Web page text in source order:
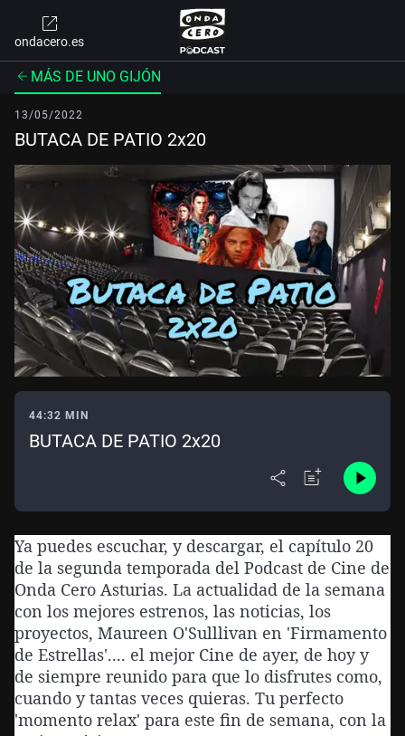
ondacero.es
MÁS DE UNO GIJÓN
13/05/2022
BUTACA DE PATIO 2x20
44:32 MIN
BUTACA DE PATIO 2x20
Ya puedes escuchar, y descargar, el capítulo 20
de la segunda temporada del Podcast de Cine de
Onda Cero Asturias. La actualidad de la semana
con los mejores estrenos, las noticias, los
proyectos, Maureen O'Sulllivan en 'Firmamento
de Estrellas'.... el mejor Cine de ayer, de hoy y
de siempre reunido para que lo disfrutes como,
cuando y tantas veces quieras. Tu perfecto
'momento relax' para este fin de semana, con la